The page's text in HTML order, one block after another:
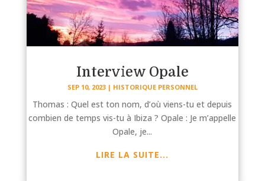
Interview Opale
SEP 10, 2023| HISTORIQUE PERSONNEL
Thomas : Quel est ton nom, d’où viens-tu et depuis
combien de temps vis-tu à Ibiza ? Opale : Je m’appelle
Opale, je...
LIRE LA SUITE...